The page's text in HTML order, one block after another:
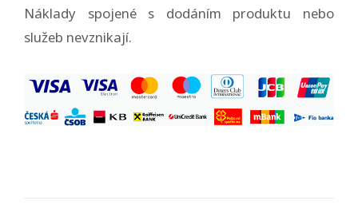
Náklady spojené s dodáním produktu nebo
služeb nevznikají.